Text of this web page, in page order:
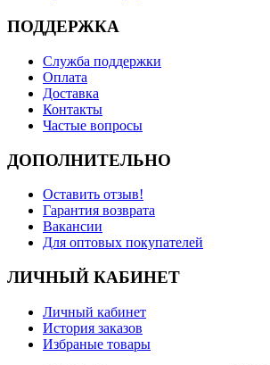
ПОДДЕРЖКА
Служба поддержки
Оплата
Доставка
Контакты
Частые вопросы
ДОПОЛНИТЕЛЬНО
Оставить отзыв!
Гарантия возврата
Вакансии
Для оптовых покупателей
ЛИЧНЫЙ КАБИНЕТ
Личный кабинет
История заказов
Избраные товары